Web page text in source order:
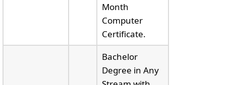
Month
Computer
Certificate.
Bachelor
Degree in Any